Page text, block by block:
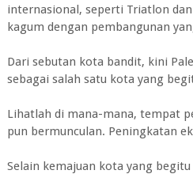
internasional, seperti Triatlon
kagum dengan pembangunan
Dari sebutan kota bandit, kini
sebagai salah satu kota yang
Lihatlah di mana-mana, tempat
pun bermunculan. Peningkatan
Selain kemajuan kota yang